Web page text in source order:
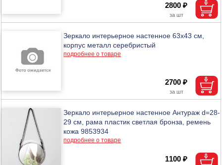
2800 ₽
Зеркало интерьерное настенное 63х43 см,
корпус металл серебристый
подробнее о товаре
2700 ₽
Зеркало интерьерное настенное Антураж d=28-
29 см, рама пластик светлая бронза, ремень
кожа 9853934
подробнее о товаре
1100 ₽